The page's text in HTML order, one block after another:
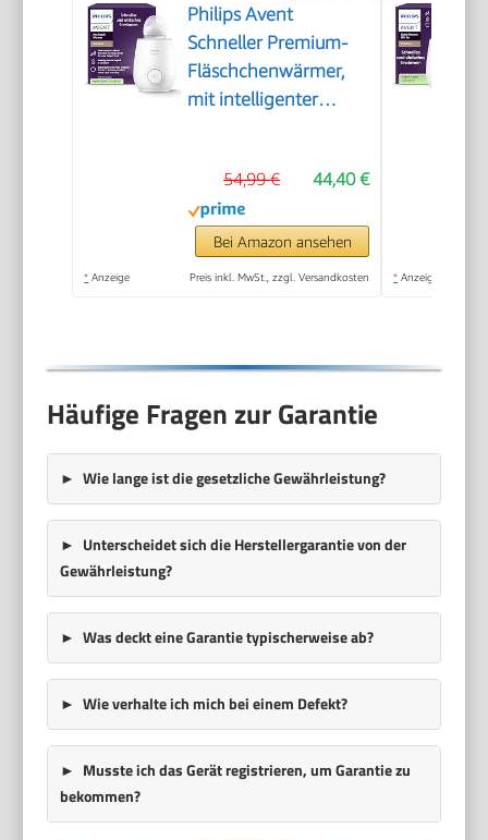
Philips Avent
Schneller Premium-
Fläschchenwärmer,
mit intelligenter
automatischer
Abschaltung, Modell
SCF358/00
44,40 €
54,99 €
Bei Amazon ansehen
* Anzeige Preis inkl. MwSt., zzgl. Versandkosten * Anzeige
Häufige Fragen zur Garantie
Wie lange ist die gesetzliche Gewährleistung?
Unterscheidet sich die Herstellergarantie von der
Gewährleistung?
Was deckt eine Garantie typischerweise ab?
Wie verhalte ich mich bei einem Defekt?
Musste ich das Gerät registrieren, um Garantie zu
bekommen?